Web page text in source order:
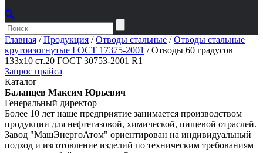
Главная /Продукция /Отводы стальные /Отводы стальные
крутоизогнутые ГОСТ 17375-2001 /Отводы 60 градусов
133х10 ст.20 ГОСТ 30753-2001 R1
Запрос прайса
Каталог
Баланцев Максим Юрьевич
Генеральный директор
Более 10 лет наше предприятие занимается производством
продукции для нефтегазовой, химической, пищевой отраслей.
Завод "МашЭнергоАтом" ориентирован на индивидуальный
подход и изготовление изделий по техническим требованиям